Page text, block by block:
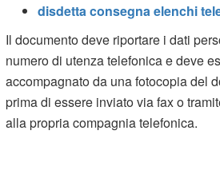
disdetta consegna elenchi
Il documento deve riportare i dati
numero di utenza telefonica e deve
accompagnato da una fotocopia del
prima di essere inviato via fax o
alla propria compagnia telefonica.